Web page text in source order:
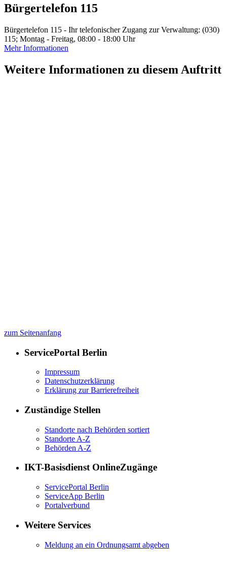
Bürgertelefon 115
Bürgertelefon 115 - Ihr telefonischer Zugang zur Verwaltung: (030)
115; Montag - Freitag, 08:00 - 18:00 Uhr
Mehr Informationen
Weitere Informationen zu diesem Auftritt
zum Seitenanfang
ServicePortal Berlin
Impressum
Datenschutzerklärung
Erklärung zur Barrierefreiheit
Zuständige Stellen
Standorte nach Behörden sortiert
Standorte A-Z
Behörden A-Z
IKT-Basisdienst OnlineZugänge
ServicePortal Berlin
ServiceApp Berlin
Portalverbund
Weitere Services
Meldung an ein Ordnungsamt abgeben